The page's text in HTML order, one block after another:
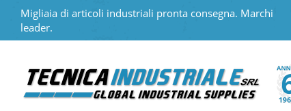
Migliaia di articoli industriali pronta consegna. Marchi
leader.